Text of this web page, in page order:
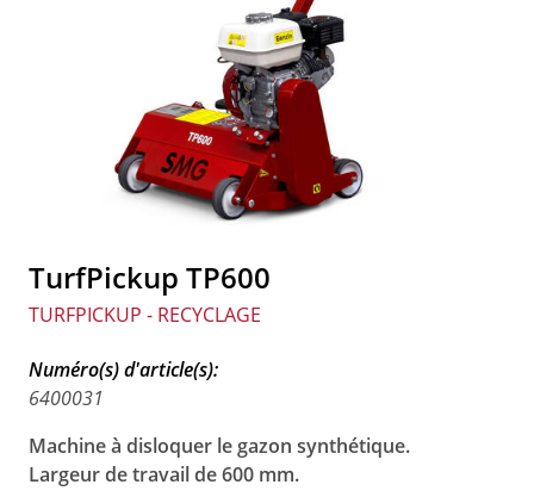
TurfPickup TP600
TURFPICKUP - RECYCLAGE
Numéro(s) d'article(s):
6400031
Machine à disloquer le gazon synthétique.
Largeur de travail de 600 mm.